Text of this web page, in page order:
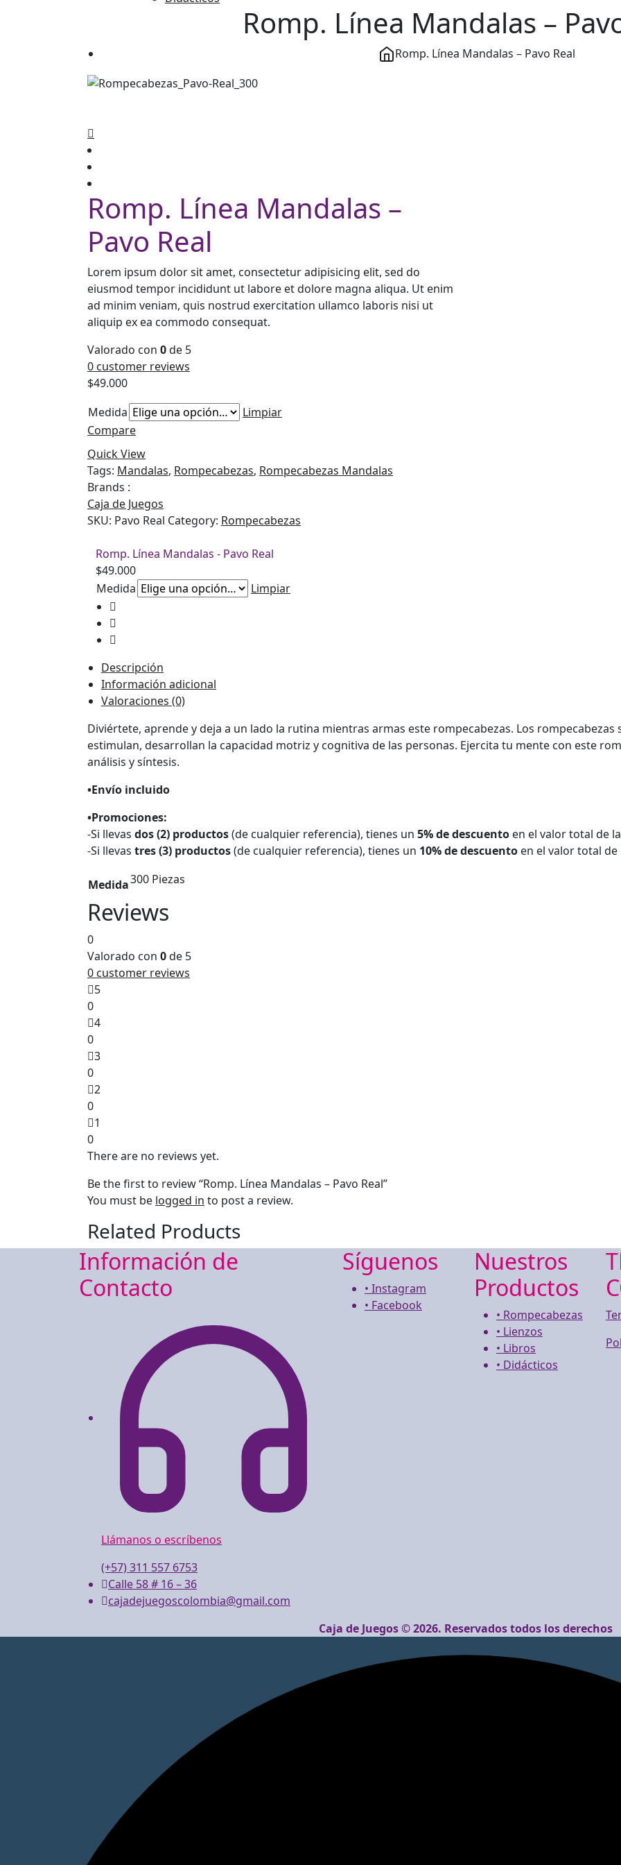
Romp. Línea Mandalas –
Romp. Línea Mandalas – Pavo Real
Romp. Línea Mandalas –
Pavo Real
Lorem ipsum dolor sit amet, consectetur adipisicing elit, sed do
eiusmod tempor incididunt ut labore et dolore magna aliqua. Ut enim
ad minim veniam, quis nostrud exercitation ullamco laboris nisi ut
aliquip ex ea commodo consequat.
Valorado con 0de 5
0 customer reviews
$49.000
Medida
Limpiar
Compare
Quick View
Tags: Mandalas, Rompecabezas, Rompecabezas Mandalas
Brands :
Caja de Juegos
SKU: Pavo Real Category: Rompecabezas
Romp. Línea Mandalas - Pavo Real
$49.000
Medida
Limpiar
Descripción
Información adicional
Valoraciones (0)
Diviértete, aprende y deja a un lado la rutina mientras armas este rompecabezas. Los
estimulan, desarrollan la capacidad motriz y cognitiva de las personas. Ejercita tu mente con este
análisis y síntesis.
•Envío incluido
•Promociones:
-Si llevas dos (2) productos(de cualquier referencia), tienes un 5% de descuento en el valor total de
-Si llevas tres (3) productos(de cualquier referencia), tienes un 10% de descuento en el valor total
Medida300 Piezas
Reviews
0
Valorado con 0de 5
0 customer reviews
5
0
4
0
3
0
2
0
1
0
There are no reviews yet.
Be the first to review “Romp. Línea Mandalas – Pavo Real”
You must be logged in to post a review.
Related Products
Información de
Contacto
Llámanos o escríbenos
(+57) 311 557 6753
Calle 58 # 16 – 36
cajadejuegoscolombia@gmail.com
Síguenos
• Instagram
• Facebook
Nuestros
Productos
• Rompecabezas
• Lienzos
• Libros
• Didácticos
Caja de Juegos © 2026. Reservados todos los derechos